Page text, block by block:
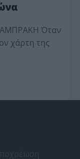
Όταν
χάρτη της